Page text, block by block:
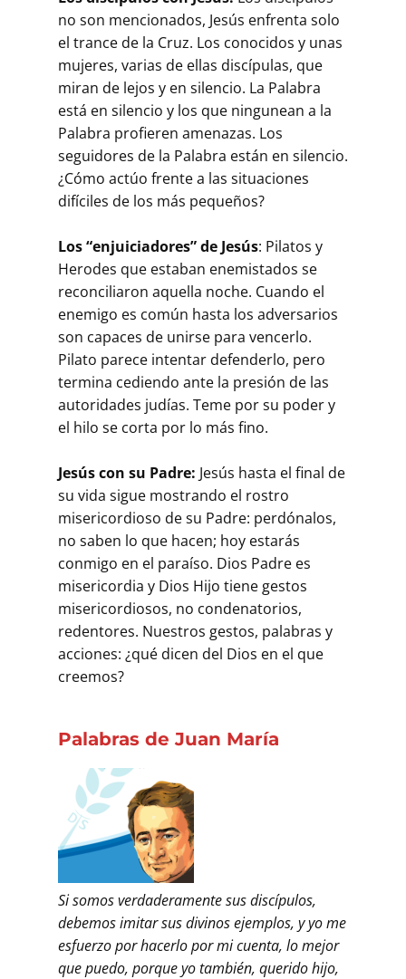
no son mencionados, Jesús enfrenta solo
el trance de la Cruz. Los conocidos y unas
mujeres, varias de ellas discípulas, que
miran de lejos y en silencio. La Palabra
está en silencio y los que ningunean a la
Palabra profieren amenazas. Los
seguidores de la Palabra están en silencio.
¿Cómo actúo frente a las situaciones
difíciles de los más pequeños?
Los “enjuiciadores” de Jesús: Pilatos y
Herodes que estaban enemistados se
reconciliaron aquella noche. Cuando el
enemigo es común hasta los adversarios
son capaces de unirse para vencerlo.
Pilato parece intentar defenderlo, pero
termina cediendo ante la presión de las
autoridades judías. Teme por su poder y
el hilo se corta por lo más fino.
Jesús con su Padre: Jesús hasta el final de
su vida sigue mostrando el rostro
misericordioso de su Padre: perdónalos,
no saben lo que hacen; hoy estarás
conmigo en el paraíso. Dios Padre es
misericordia y Dios Hijo tiene gestos
misericordiosos, no condenatorios,
redentores. Nuestros gestos, palabras y
acciones: ¿qué dicen del Dios en el que
creemos?
Palabras de Juan María
Si somos verdaderamente sus discípulos,
debemos imitar sus divinos ejemplos, y yo me
esfuerzo por hacerlo por mi cuenta, lo mejor
que puedo, porque yo también, querido hijo,